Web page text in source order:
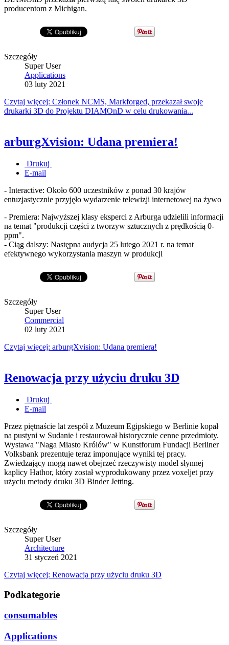
producentom z Michigan.
Szczegóły
Super User
Applications
03 luty 2021
Czytaj więcej: Członek NCMS, Markforged, przekazał swoje
drukarki 3D do Projektu DIAMOnD w celu drukowania...
arburgXvision: Udana premiera!
Drukuj
E-mail
- Interactive: Około 600 uczestników z ponad 30 krajów
entuzjastycznie przyjęło wydarzenie telewizji internetowej na żywo
- Premiera: Najwyższej klasy eksperci z Arburga udzielili informacji
na temat "produkcji części z tworzyw sztucznych z prędkością 0-
ppm".
- Ciąg dalszy: Następna audycja 25 lutego 2021 r. na temat
efektywnego wykorzystania maszyn w produkcji
Szczegóły
Super User
Commercial
02 luty 2021
Czytaj więcej: arburgXvision: Udana premiera!
Renowacja przy użyciu druku 3D
Drukuj
E-mail
Przez piętnaście lat zespół z Muzeum Egipskiego w Berlinie kopał
na pustyni w Sudanie i restaurował historycznie cenne przedmioty.
Wystawa "Naga Miasto Królów" w Kunstforum Fundacji Berliner
Volksbank prezentuje teraz imponujące wyniki tej pracy.
Zwiedzający mogą nawet obejrzeć rzeczywisty model słynnej
kaplicy Hathor, który został wyprodukowany przez voxeljet przy
użyciu metody druku 3D Binder Jetting.
Szczegóły
Super User
Architecture
31 styczeń 2021
Czytaj więcej: Renowacja przy użyciu druku 3D
Podkategorie
consumables
Applications